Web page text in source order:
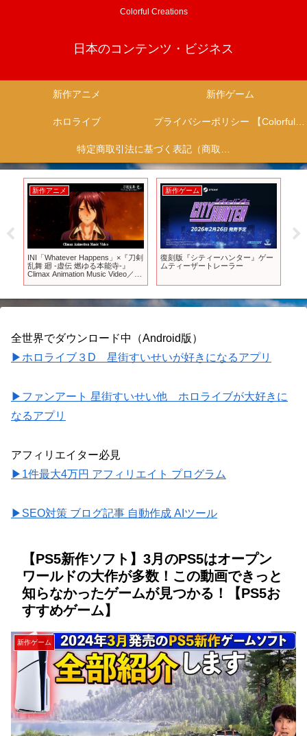
Colorful Creations
日本のコンテンツ・ビジネス
新作アニメ 新作ゲーム
ホロライブ プライバシーポリシー 【Colorful Creation】
特定商取引法に基づく表記（商取引に関する開示）
新作アニメ
INI「Whatever Happens」×『刀剣
乱舞 廻 -虚伝 燃ゆる本能寺-』
Climax Animation Music Video／
新作ゲーム
復刻版『シティーハンター』ゲー
ムティーザートレーラー
全世界でダウンロード中（Android版）
▶ホロライブ３D 星街すいせいが好きになるアプリ
▶ファンアート 星街すいせい他 ホロライブが大好きに
なるアプリ
アフィリエイター必見
▶1件最大4万円 アフィリエイト プログラム
▶SEO対策 ブログ記事 自動作成 AIツール
【PS5新作ソフト】3月のPS5はオープン
ワールドの大作が多数！この動画できっと
知らなかったゲームが見つかる！【PS5お
すすめゲーム】
新作ゲーム